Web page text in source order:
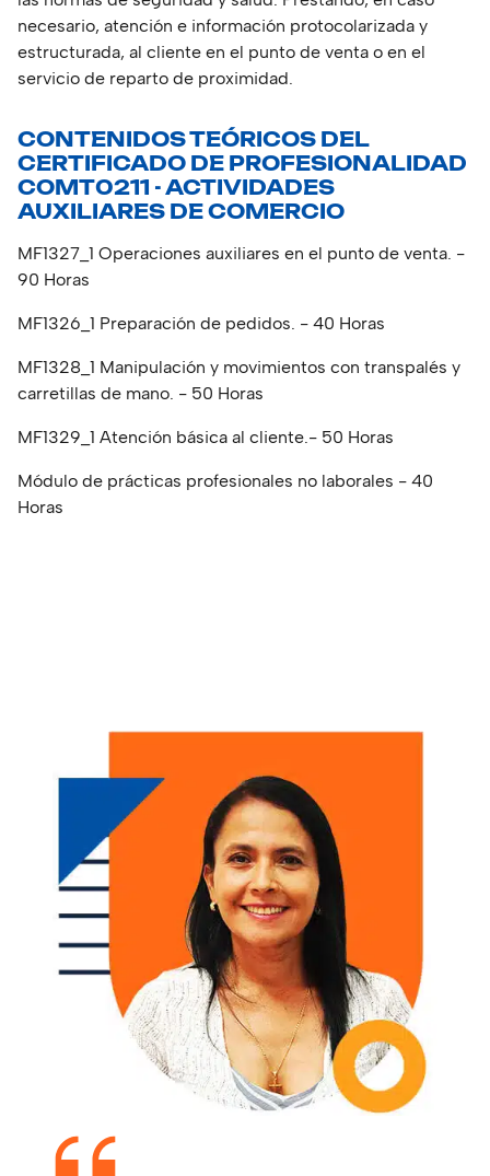
necesario, atención e información protocolarizada y
estructurada, al cliente en el punto de venta o en el
servicio de reparto de proximidad.
CONTENIDOS TEÓRICOS DEL
CERTIFICADO DE PROFESIONALIDAD
COMT0211 - ACTIVIDADES
AUXILIARES DE COMERCIO
MF1327_1 Operaciones auxiliares en el punto de venta. -
90 Horas
MF1326_1 Preparación de pedidos. - 40 Horas
MF1328_1 Manipulación y movimientos con transpalés y
carretillas de mano. - 50 Horas
MF1329_1 Atención básica al cliente.- 50 Horas
Módulo de prácticas profesionales no laborales - 40
Horas